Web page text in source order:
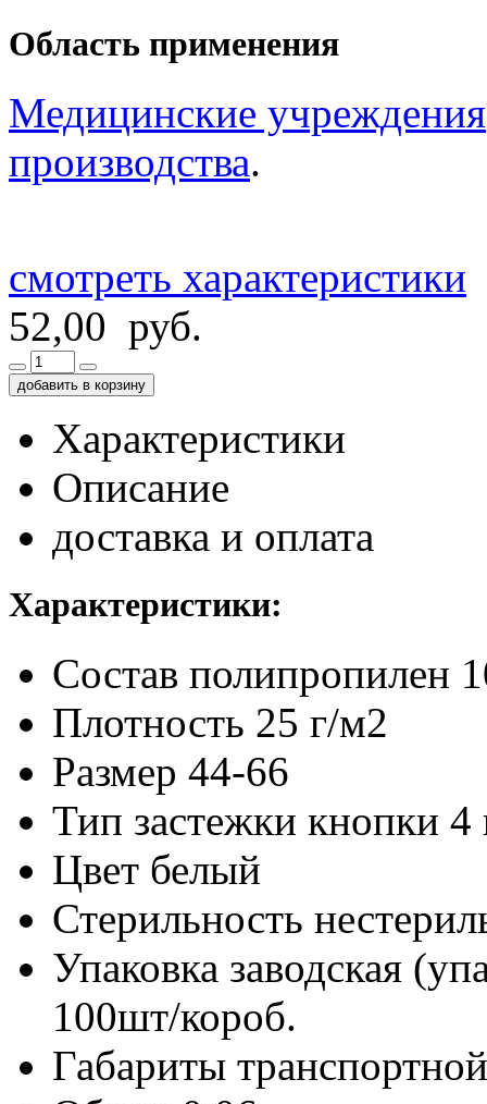
Область применения
Медицинские учреждения
производства.
смотреть характеристики
52,00 руб.
добавить в корзину
Характеристики
Описание
доставка и оплата
Характеристики:
Состав полипропилен
Плотность 25 г/м2
Размер 44-66
Тип застежки кнопки 4
Цвет белый
Стерильность
Упаковка заводская
100шт/короб.
Габариты